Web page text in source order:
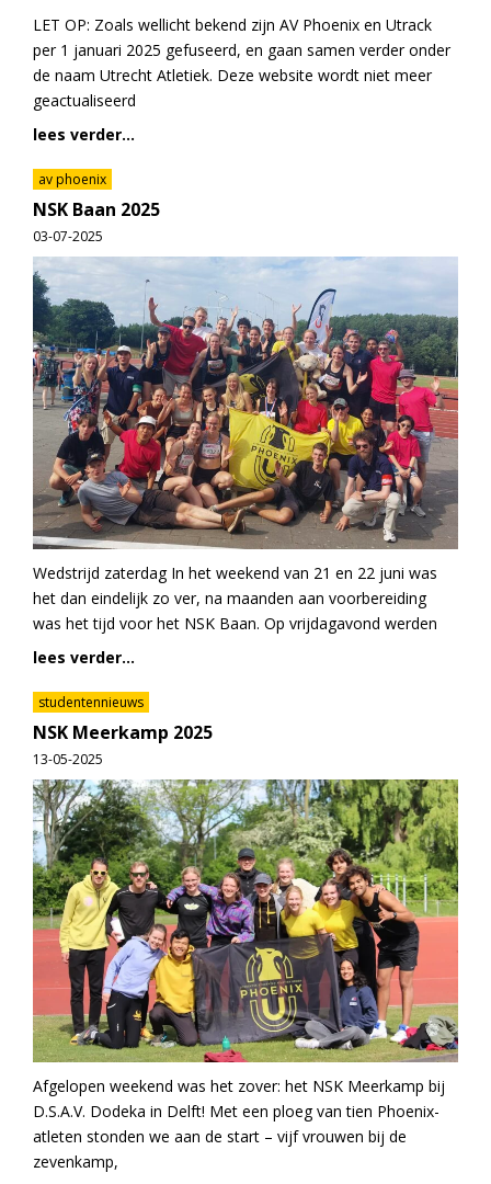
LET OP: Zoals wellicht bekend zijn AV Phoenix en Utrack
per 1 januari 2025 gefuseerd, en gaan samen verder onder
de naam Utrecht Atletiek. Deze website wordt niet meer
geactualiseerd
lees verder...
av phoenix
NSK Baan 2025
03-07-2025
Wedstrijd zaterdag In het weekend van 21 en 22 juni was
het dan eindelijk zo ver, na maanden aan voorbereiding
was het tijd voor het NSK Baan. Op vrijdagavond werden
lees verder...
studentennieuws
NSK Meerkamp 2025
13-05-2025
Afgelopen weekend was het zover: het NSK Meerkamp bij
D.S.A.V. Dodeka in Delft! Met een ploeg van tien Phoenix-
atleten stonden we aan de start – vijf vrouwen bij de
zevenkamp,